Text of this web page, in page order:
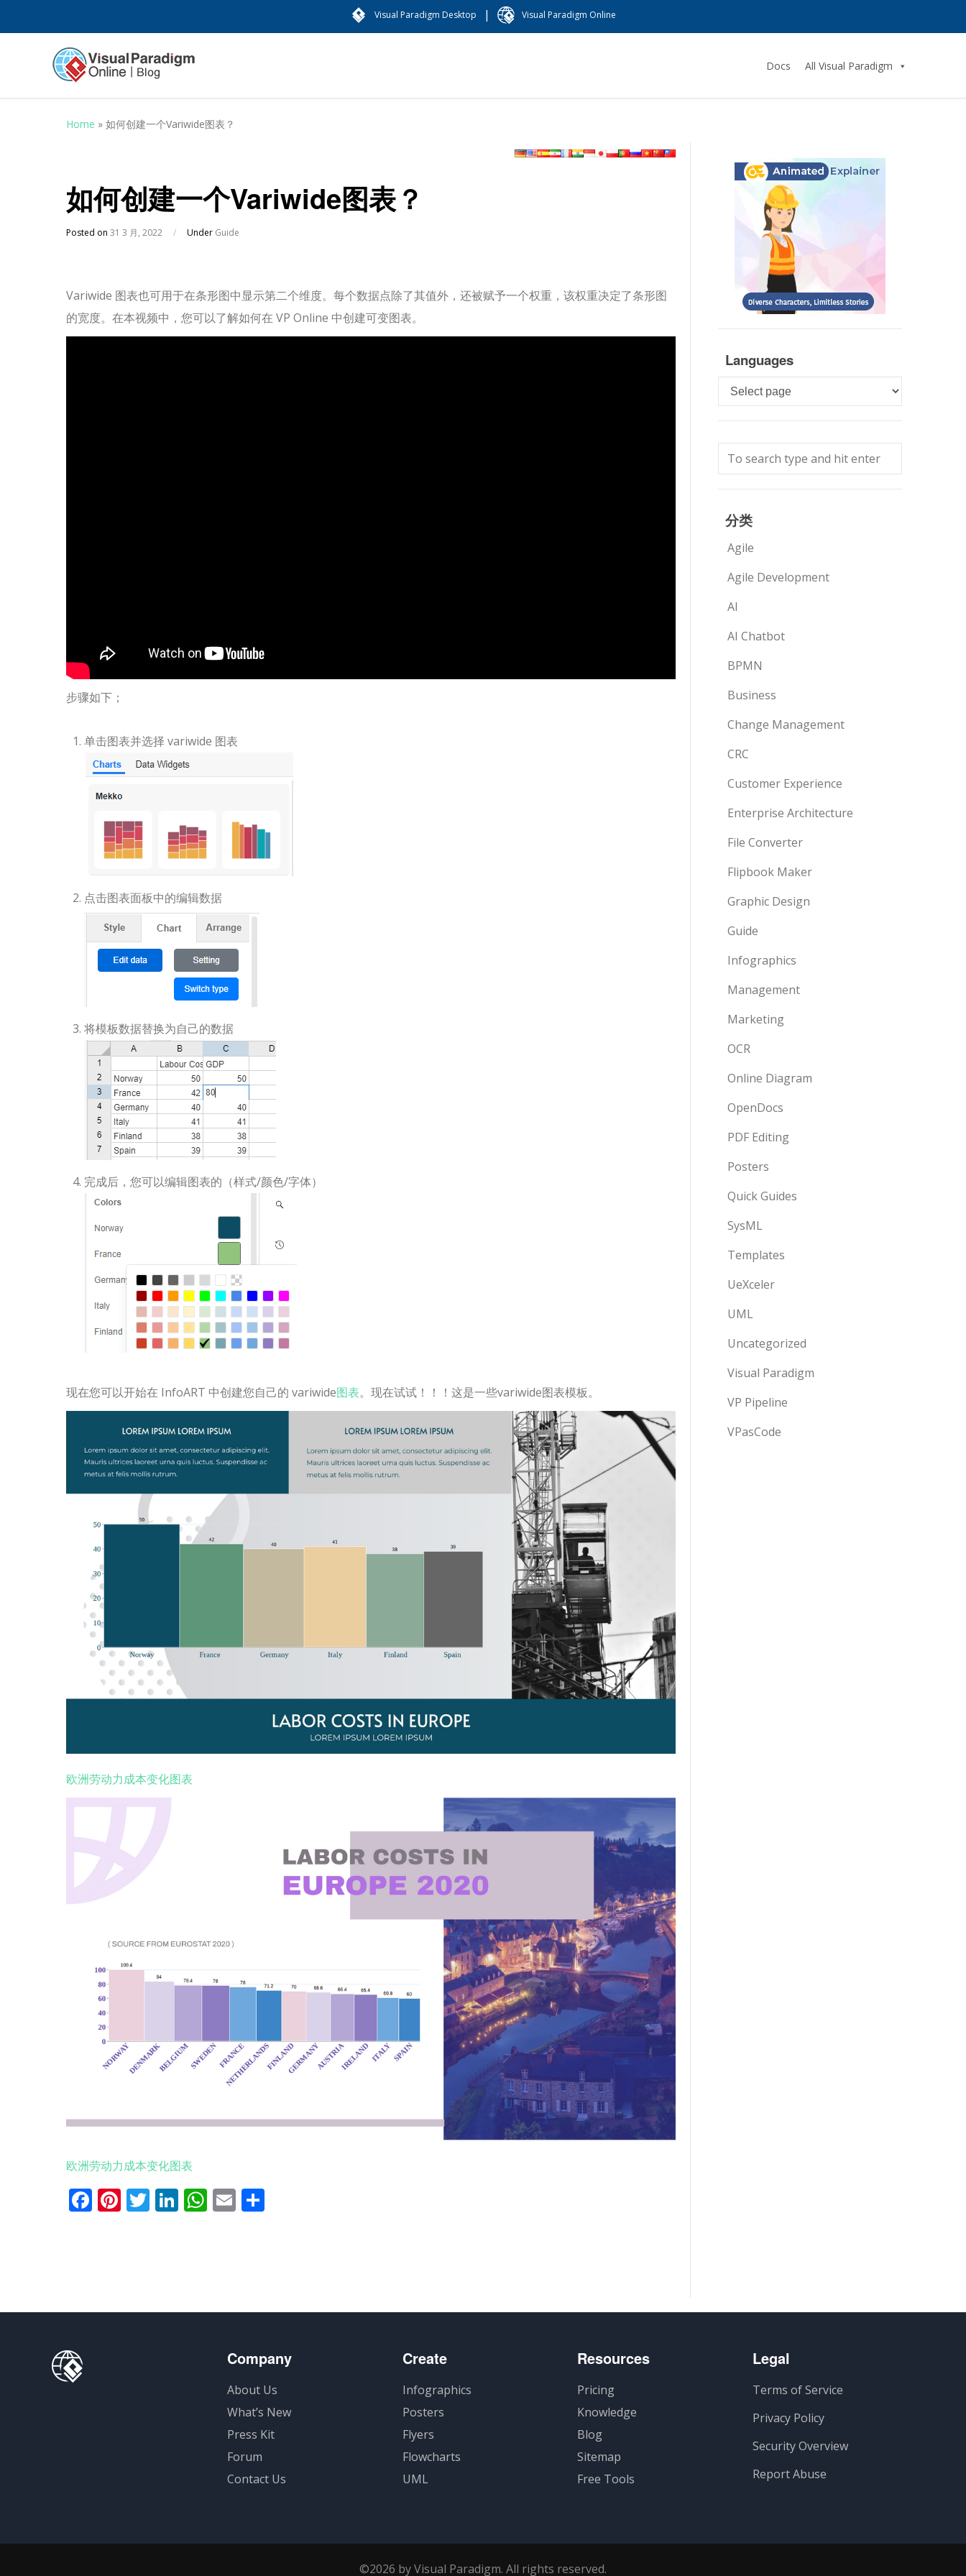
Visual Paradigm Desktop | Visual Paradigm Online
Docs All Visual Paradigm
Home » 如何创建一个Variwide图表？
如何创建一个Variwide图表？
Posted on 31 3 月, 2022 / Under Guide
Variwide 图表也可用于在条形图中显示第二个维度。每个数据点除了其值外，还被赋予一个权重，该权重决定了条形图
的宽度。在本视频中，您可以了解如何在 VP Online 中创建可变图表。
步骤如下；
单击图表并选择 variwide 图表
点击图表面板中的编辑数据
将模板数据替换为自己的数据
完成后，您可以编辑图表的（样式/颜色/字体）
现在您可以开始在 InfoART 中创建您自己的 variwide图表。现在试试！！！这是一些variwide图表模板。
欧洲劳动力成本变化图表
欧洲劳动力成本变化图表
Facebook
Pinterest
Twitter
LinkedIn
WhatsApp
Email
Languages
Languages
分类
Agile
Agile Development
AI
AI Chatbot
BPMN
Business
Change Management
CRC
Customer Experience
Enterprise Architecture
File Converter
Flipbook Maker
Graphic Design
Guide
Infographics
Management
Marketing
OCR
Online Diagram
OpenDocs
PDF Editing
Posters
Quick Guides
SysML
Templates
UeXceler
UML
Uncategorized
Visual Paradigm
VP Pipeline
VPasCode
Company
About Us
What’s New
Press Kit
Forum
Contact Us
Create
Infographics
Posters
Flyers
Flowcharts
UML
Resources
Pricing
Knowledge
Blog
Sitemap
Free Tools
Legal
Terms of Service
Privacy Policy
Security Overview
Report Abuse
©2026 by Visual Paradigm. All rights reserved.